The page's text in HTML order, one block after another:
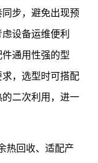
步，避免出现预
设备运维便利
通用性强的型
，选型时可搭配
二次利用，进一
热回收、适配产